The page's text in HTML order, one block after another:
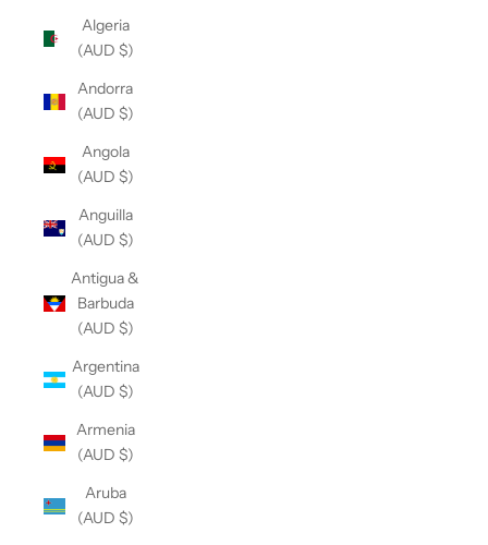
Algeria
(AUD $)
Andorra
(AUD $)
Angola
(AUD $)
Anguilla
(AUD $)
Antigua &
Barbuda
(AUD $)
Argentina
(AUD $)
Armenia
(AUD $)
Aruba
(AUD $)